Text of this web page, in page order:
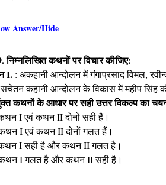
Answer/Hide
निम्नलिखित कथनों पर विचार कीजिए:
I. : अकहानी आन्दोलन में गंगाप्रसाद विमल,
कहानी आन्दोलन के विकास में महीप सिंह की
कथनों के आधार पर सही उत्तर विकल्प का
I एवं कथन II दोनों सही हैं।
I एवं कथन II दोनों गलत हैं।
I सही है और कथन II गलत है।
I गलत है और कथन II सही है।